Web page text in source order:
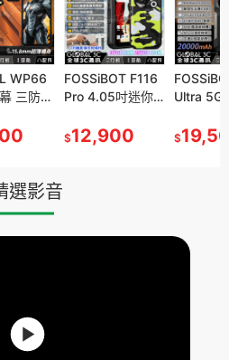
WP66
三防手
相機
機
FOSSiBOT F116
Pro 4.05吋迷你
36+256GB
120Hz 廣角鏡頭
$12,900
Ultra 5G
雷射測距
$
維修佬 DC 可調電
壓 行動電源 大螢
指針/數顯模式
$3,890
iBridge A3 手機
充電孔檢測器
檢測 自動掃描檢
測 一鍵複檢 旋轉
$950
電小二
外電源
PD140W
充
$
選影音